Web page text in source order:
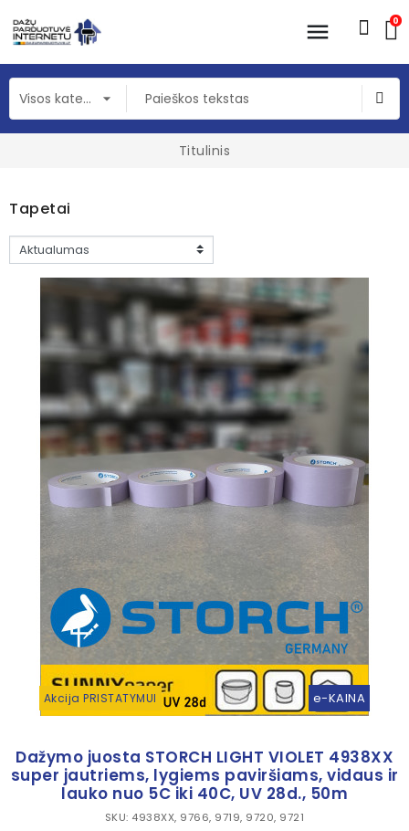
0
Titulinis
Tapetai
Akcija PRISTATYMUI e-KAINA
Dažymo juosta STORCH LIGHT VIOLET 4938XX
super jautriems, lygiems paviršiams, vidaus ir
lauko nuo 5C iki 40C, UV 28d., 50m
SKU: 4938XX, 9766, 9719, 9720, 9721